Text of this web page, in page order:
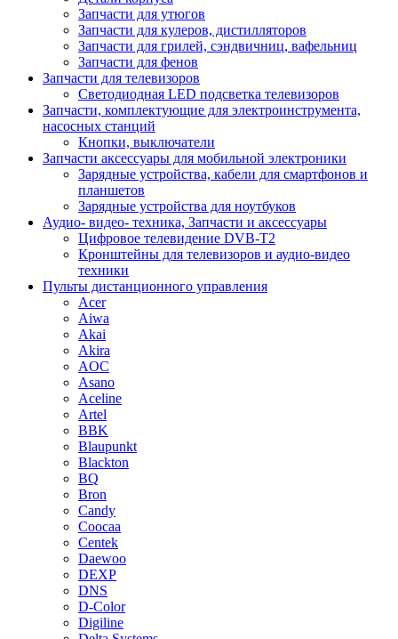
Запчасти для утюгов
Запчасти для кулеров, дистилляторов
Запчасти для грилей, сэндвичниц, вафельниц
Запчасти для фенов
Запчасти для телевизоров
Светодиодная LED подсветка телевизоров
Запчасти, комплектующие для электроинструмента,
насосных станций
Кнопки, выключатели
Запчасти аксессуары для мобильной электроники
Зарядные устройства, кабели для смартфонов и
планшетов
Зарядные устройства для ноутбуков
Аудио- видео- техника, Запчасти и аксессуары
Цифровое телевидение DVB-T2
Кронштейны для телевизоров и аудио-видео
техники
Пульты дистанционного управления
Acer
Aiwa
Akai
Akira
AOC
Asano
Aceline
Artel
BBK
Blaupunkt
Blackton
BQ
Bron
Candy
Coocaa
Centek
Daewoo
DEXP
DNS
D-Color
Digiline